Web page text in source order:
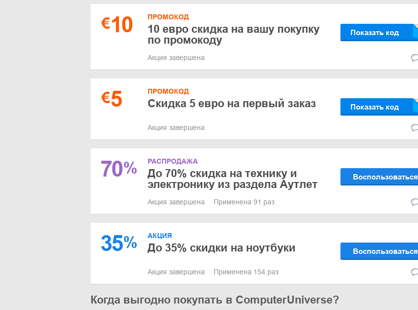
€10 ПРОМОКОД
10 евро скидка на вашу покупку
по промокоду
Показать код
Акция завершена
€5 ПРОМОКОД
Скидка 5 евро на первый заказ Показать код
Акция завершена
70% РАСПРОДАЖА
До 70% скидка на технику и
электронику из раздела Аутлет
Воспользоваться
Акция завершена Применена 91 раз
35% АКЦИЯ
До 35% скидки на ноутбуки Воспользоваться
Акция завершена Применена 154 раз
Когда выгодно покупать в ComputerUniverse?